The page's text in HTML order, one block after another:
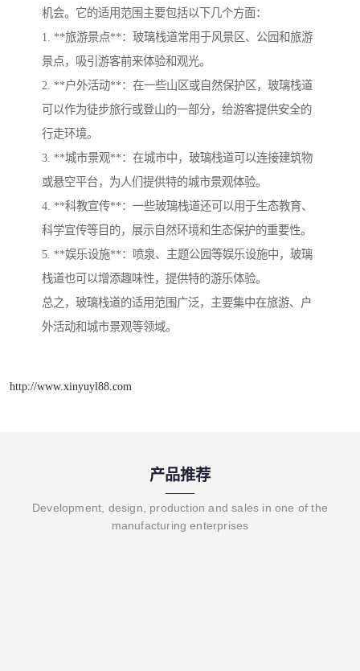
机会。它的适用范围主要包括以下几个方面：
1. **旅游景点**：玻璃栈道常用于风景区、公园和旅游
景点，吸引游客前来体验和观光。
2. **户外活动**：在一些山区或自然保护区，玻璃栈道
可以作为徒步旅行或登山的一部分，给游客提供安全的
行走环境。
3. **城市景观**：在城市中，玻璃栈道可以连接建筑物
或悬空平台，为人们提供特的城市景观体验。
4. **科教宣传**：一些玻璃栈道还可以用于生态教育、
科学宣传等目的，展示自然环境和生态保护的重要性。
5. **娱乐设施**：喷泉、主题公园等娱乐设施中，玻璃
栈道也可以增添趣味性，提供特的游乐体验。
总之，玻璃栈道的适用范围广泛，主要集中在旅游、户
外活动和城市景观等领域。
http://www.xinyuyl88.com
产品推荐
Development, design, production and sales in one of the
manufacturing enterprises